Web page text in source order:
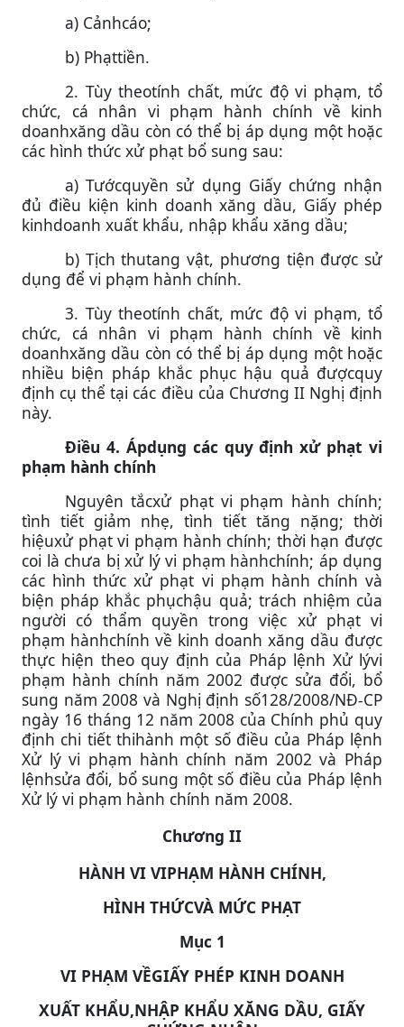
a) Cảnhcáo;
b) Phạttiền.
2. Tùy theotính chất, mức độ vi phạm, tổ
chức, cá nhân vi phạm hành chính về kinh
doanhxăng dầu còn có thể bị áp dụng một hoặc
các hình thức xử phạt bổ sung sau:
a) Tướcquyền sử dụng Giấy chứng nhận
đủ điều kiện kinh doanh xăng dầu, Giấy phép
kinhdoanh xuất khẩu, nhập khẩu xăng dầu;
b) Tịch thutang vật, phương tiện được sử
dụng để vi phạm hành chính.
3. Tùy theotính chất, mức độ vi phạm, tổ
chức, cá nhân vi phạm hành chính về kinh
doanhxăng dầu còn có thể bị áp dụng một hoặc
nhiều biện pháp khắc phục hậu quả đượcquy
định cụ thể tại các điều của Chương II Nghị định
này.
Điều 4. Ápdụng các quy định xử phạt vi
phạm hành chính
Nguyên tắcxử phạt vi phạm hành chính;
tình tiết giảm nhẹ, tình tiết tăng nặng; thời
hiệuxử phạt vi phạm hành chính; thời hạn được
coi là chưa bị xử lý vi phạm hànhchính; áp dụng
các hình thức xử phạt vi phạm hành chính và
biện pháp khắc phụchậu quả; trách nhiệm của
người có thẩm quyền trong việc xử phạt vi
phạm hànhchính về kinh doanh xăng dầu được
thực hiện theo quy định của Pháp lệnh Xử lývi
phạm hành chính năm 2002 được sửa đổi, bổ
sung năm 2008 và Nghị định số128/2008/NĐ-CP
ngày 16 tháng 12 năm 2008 của Chính phủ quy
định chi tiết thihành một số điều của Pháp lệnh
Xử lý vi phạm hành chính năm 2002 và Pháp
lệnhsửa đổi, bổ sung một số điều của Pháp lệnh
Xử lý vi phạm hành chính năm 2008.
Chương II
HÀNH VI VIPHẠM HÀNH CHÍNH,
HÌNH THỨCVÀ MỨC PHẠT
Mục 1
VI PHẠM VỀGIẤY PHÉP KINH DOANH
XUẤT KHẨU,NHẬP KHẨU XĂNG DẦU, GIẤY